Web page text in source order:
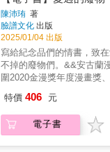
畫中，馬那哈選擇以馬龍．
考，更貼近艾可原初構想
福爾摩斯原型色彩的偵探：
卻神經質，聰慧而不安。
論家Lorenzo Barberis指出
名字》的漫畫改編中，清楚
世紀推理小說，更同時運
至於更為隱晦的「靈義／
是最難以完整捕捉的部分。
被帝國與教會壓迫的貧民
山巔。兩人費盡千辛萬苦
的願望……──〈外神〉
蘇聯監督之下選出新的「人
對派被鎮壓，政治組織被清
維埃化。1941年6月開始，
地「人民的敵人」進行大
當時一共有131,340立陶宛
利亞俳句》一書所講述的
模流放中受害人民的故事。
人被送往蘇聯的偏遠地帶
州、哈薩克），其中約有
和老年人最先受到各種疾病
流放者被迫在工地、集體
姊產生分歧，她發現比起
中的夢中情人，化成男子走
多人類心念，還可以徹底修
道成仙。兩隻相濡以沫幾百
擇走上不同的道路，然而
時，才發現人心的貪欲
色：◎以漫畫形式，給狐
材，賦予了嶄新的探討角
愛，故事既溫馨幽默又深
扣，伏筆安排巧妙，每次轉
且首尾呼應◎篇幅短小卻
授、漫畫研究者）中世紀、
疑、解謎……透過一位年輕
揭露隱藏的修道院之謎，一
識控制與慾望真理的辯駁
權威抗衡？透過馬那哈的
答案？「米羅‧馬那哈」是
畫家，細看每一頁、每一
的一幅畫作，而稍放開些
受。細細品味，緩緩閱讀
的可能。――常勝（漫畫家
電影，更應該看看漫畫。
陳沛珛 著
臉譜文化 出版
2025/01/04 出版
寫給紀念品們的情書，致
不掉的廢物們。&&安古蘭
圍2020金漫獎年度漫畫獎
品&HOM│漫畫家61Chi│漫
瑤│作家許俐葳│小說家黃
編輯廢廢子│漫畫家──一
特價 406 元
電子書